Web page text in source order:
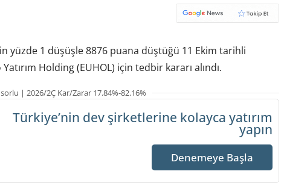
yüzde 1 düşüşle 8876 puana düştüğü 11 Ekim tarihli
Holding (EUHOL) için tedbir kararı alındı.
| 2026/2Ç Kar/Zarar 17.84%-82.16%
Türkiye’nin dev şirketlerine kolayca yatırım
yapın
Denemeye Başla